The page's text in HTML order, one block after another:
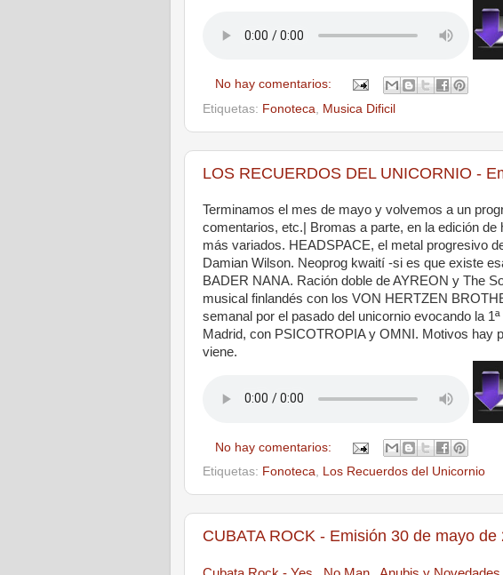
No hay comentarios:
Etiquetas: Fonoteca Musica Dificil
LOS RECUERDOS DEL UNICORNIO -
Terminamos el mes de mayo y volvemos a un
comentarios, etc.| Bromas a parte, en la edición
más variados. HEADSPACE, el metal progresivo
Damian Wilson. Neoprog kwaití -si es que existe
BADER NANA. Ración doble de AYREON y The
musical finlandés con los VON HERTZEN
semanal por el pasado del unicornio evocando la
Madrid, con PSICOTROPIA y OMNI. Motivos hay
viene.
No hay comentarios:
Etiquetas: Fonoteca, Los Recuerdos del Unicornio
CUBATA ROCK - Emisión 30 de mayo de